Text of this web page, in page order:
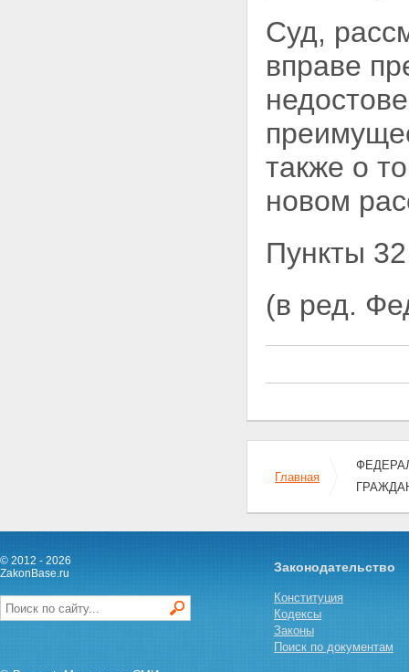
Суд,
вправе
также о
новом
Пункты
(в ред.
Главная
© 2012 - 2026
ZakonBase.ru
Законодательство
Конституция
Кодексы
Законы
Поиск по документам